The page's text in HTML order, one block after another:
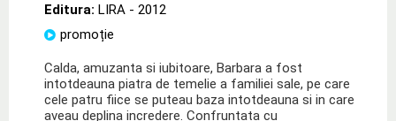
Editura: LIRA - 2012
promoție
Calda, amuzanta si iubitoare, Barbara a fost
intotdeauna piatra de temelie a familiei sale, pe care
cele patru fiice se puteau baza intotdeauna si in care
aveau deplina incredere. Confruntata cu